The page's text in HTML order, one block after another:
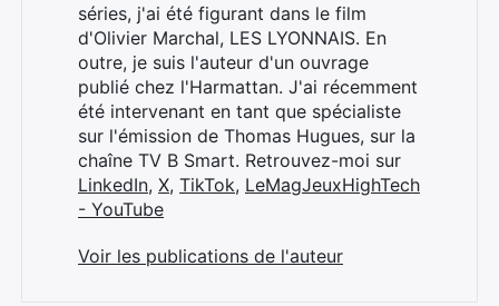
séries, j'ai été figurant dans le film
d'Olivier Marchal, LES LYONNAIS. En
outre, je suis l'auteur d'un ouvrage
publié chez l'Harmattan. J'ai récemment
été intervenant en tant que spécialiste
sur l'émission de Thomas Hugues, sur la
chaîne TV B Smart. Retrouvez-moi sur
LinkedIn, X, TikTok, LeMagJeuxHighTech
- YouTube
Voir les publications de l'auteur